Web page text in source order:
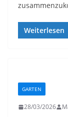
Weiterlesen
GARTEN
28/03/2026